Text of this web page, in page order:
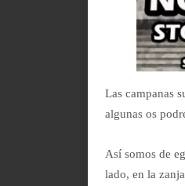
Las campanas
algunas os
Así somos de
lado, en la